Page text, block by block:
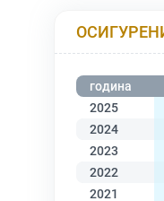
година
2025
2024
2023
2022
2021